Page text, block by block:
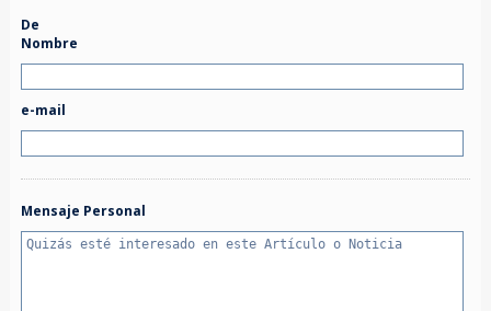
De
Nombre
e-mail
Mensaje Personal